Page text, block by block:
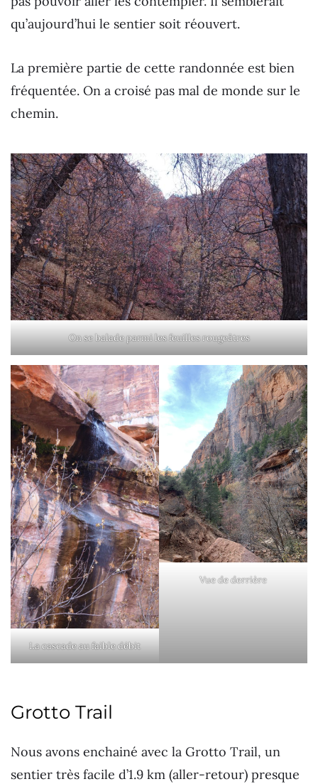
qu’aujourd’hui le sentier soit réouvert.
La première partie de cette randonnée est bien
fréquentée. On a croisé pas mal de monde sur le
chemin.
On se balade parmi les feuilles rougeâtres
La cascade au faible débit
Vue de derrière
Grotto Trail
Nous avons enchainé avec la Grotto Trail, un
sentier très facile d’1.9 km (aller-retour) presque